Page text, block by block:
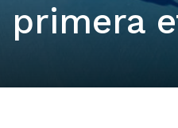
primera